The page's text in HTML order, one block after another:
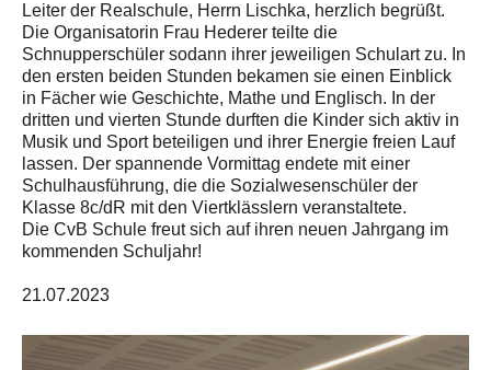
Leiter der Realschule, Herrn Lischka, herzlich begrüßt.
Die Organisatorin Frau Hederer teilte die
Schnupperschüler sodann ihrer jeweiligen Schulart zu. In
den ersten beiden Stunden bekamen sie einen Einblick
in Fächer wie Geschichte, Mathe und Englisch. In der
dritten und vierten Stunde durften die Kinder sich aktiv in
Musik und Sport beteiligen und ihrer Energie freien Lauf
lassen. Der spannende Vormittag endete mit einer
Schulhausführung, die die Sozialwesenschüler der
Klasse 8c/dR mit den Viertklässlern veranstaltete.
Die CvB Schule freut sich auf ihren neuen Jahrgang im
kommenden Schuljahr!
21.07.2023